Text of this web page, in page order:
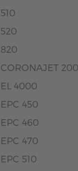
4000
450
460
470
510